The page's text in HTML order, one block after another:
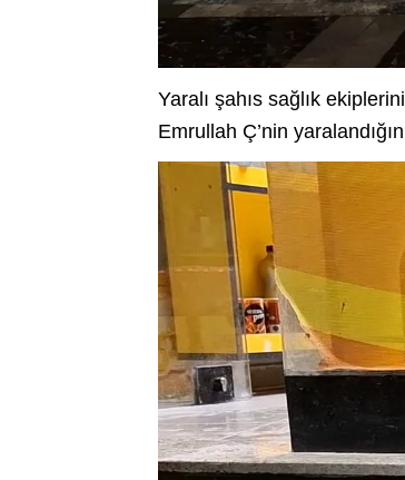
Yaralı şahıs sağlık
Emrullah Ç’nin